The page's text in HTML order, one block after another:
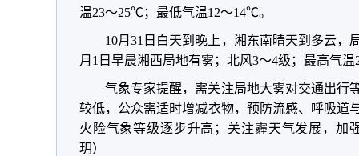
温23～25℃； 最低气温12～14℃。
10月31日白天到晚上 ， 湘东南晴天到多云，
月1日早晨湘西局地有雾； 北风3～4级 ； 最高气
气象专家提醒， 需关注局地大雾对交通出行
较低， 公众需适时增减衣物， 预防流感、呼吸道
火险气象等级逐步升高 ； 关注霾天气发展， 加
玥）